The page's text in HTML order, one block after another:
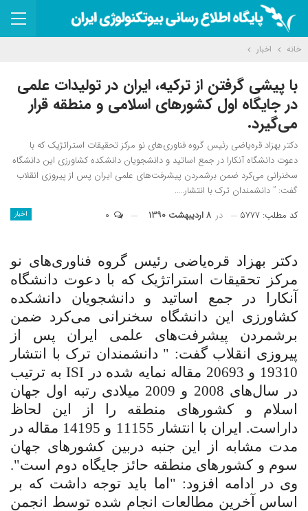
خانه اخبار
با پیشی گرفتن از ترکیه، ایران در تولیدات علمی
در جایگاه اول کشورهای اسلامی و منطقه قرار
می‌‌گیرد.
دکتر بهزاد قره‌یاضی رئیس گروه فناوری‌های نو مرکز تحقیقات استراتژیک که با
دعوت دانشگاه آنکارا در جمع اساتید و دانشجویان دانشکده کشاورزی این دانشگاه
سخنرانی می‌کرد ضمن برشمردن پیشرفت‌های علمی ایران پس از پیروزی انقلاب
گفت: ” دانشمندان ترک با انتشار…..
اخبار کد مطلب: ۵۷۷۷ در ۸ اردیبهشت ۱۳۹۰
دکتر بهزاد قره‌یاضی رئیس گروه فناوری‌های نو
مرکز تحقیقات استراتژیک که با دعوت دانشگاه
آنکارا در جمع اساتید و دانشجویان دانشکده
کشاورزی این دانشگاه سخنرانی می‌کرد ضمن
برشمردن پیشرفت‌های علمی ایران پس از
پیروزی انقلاب گفت: " دانشمندان ترک با انتشار
19310 و 20693 مقاله نمایه شده در
ISIبه ترتیب
در سال‌های 2008 و 2009 میلادی رتبه اول جهان
اسلام و کشورهای منطقه را از این لحاظ
داراست. ایران با انتشار 11155 و 14195 مقاله در
مدت مشابه از این جنبه دربین کشورهای جهان
سوم و کشورهای منطقه حائز جایگاه دوم است".
وی در ادامه افزود: "اما باید توجه داشت که بر
اساس آخرین مطالعات انجام شده توسط انجمن